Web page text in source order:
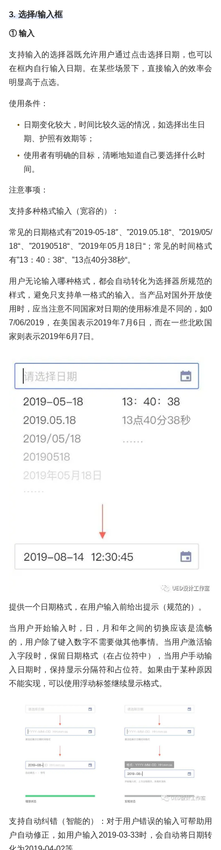
3. 选择/输入框
① 输入
支持输入的选择器既允许用户通过点击选择日期，也可以
在框内自行输入日期。在某些场景下，直接输入的效率会
明显高于点选。
使用条件：
日期变化较大，时间比较久远的情况，如选择出生日
期、护照有效期等；
使用者有明确的目标，清晰地知道自己要选择什么时
间。
注意事项：
支持多种格式输入（宽容的）：
常见的日期格式有”2019-05-18″、”2019.05.18“、”2019/05/
18“、”20190518“、”2019年05月18日“；常见的时间格式
有”13：40：38“、”13点40分38秒“。
用户无论输入哪种格式，都会自动转化为选择器所规范的
样式，避免只支持单一格式的输入。当产品对国外开放使
用时，应当注意不同国家对日期的使用标准是不同的，如0
7/06/2019，在美国表示2019年7月6日，而在一些北欧国
家则表示2019年6月7日。
提供一个日期格式，在用户输入前给出提示（规范的）。
当用户开始输入时，日，月和年之间的切换应该是流畅
的，用户除了键入数字不需要做其他事情。当用户激活输
入字段时，保留日期格式（在占位符中），当用户手动输
入日期时，保持显示分隔符和占位符。如果由于某种原因
不能实现，可以使用浮动标签继续显示格式。
支持自动纠错（智能的）：对于用户错误的输入可帮助用
户自动修正，如用户输入2019-03-33时，会自动将日期转